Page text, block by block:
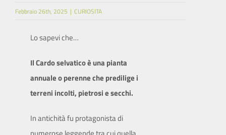
Febbraio 26th, 2025 | CURIOSITA
Lo sapevi che…
Il Cardo selvatico è una pianta
annuale o perenne che predilige i
terreni incolti, pietrosi e secchi.
In antichità fu protagonista di